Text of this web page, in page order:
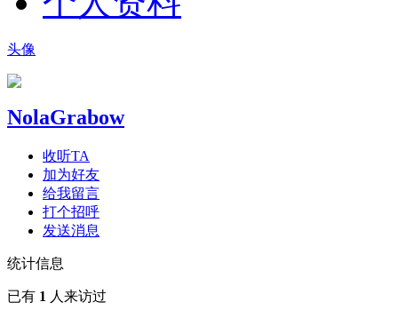
头像
NolaGrabow
收听TA
加为好友
给我留言
打个招呼
发送消息
统计信息
已有 1 人来访过